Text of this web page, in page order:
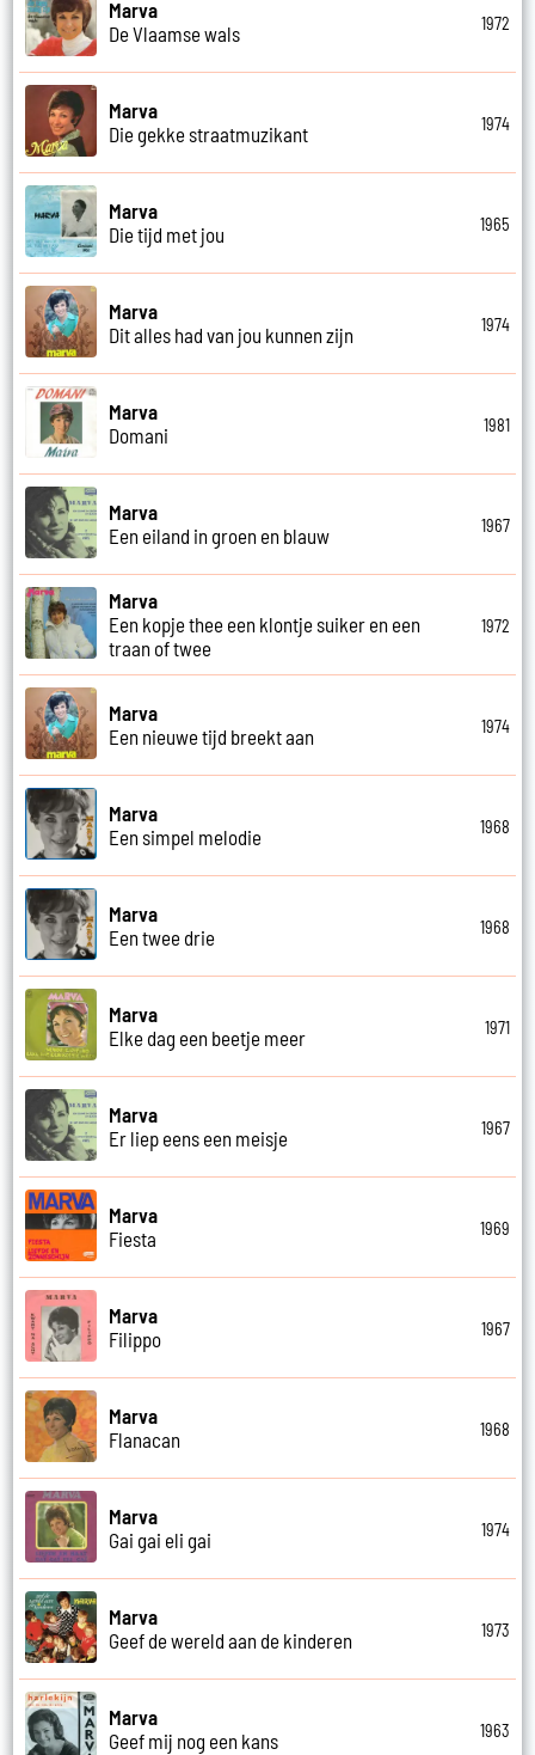
Marva
De Vlaamse wals
1972
Marva
Die gekke straatmuzikant
1974
Marva
Die tijd met jou
1965
Marva
Dit alles had van jou kunnen zijn
1974
Marva
Domani
1981
Marva
Een eiland in groen en blauw
1967
Marva
Een kopje thee een klontje suiker en een
traan of twee
1972
Marva
Een nieuwe tijd breekt aan
1974
Marva
Een simpel melodie
1968
Marva
Een twee drie
1968
Marva
Elke dag een beetje meer
1971
Marva
Er liep eens een meisje
1967
Marva
Fiesta
1969
Marva
Filippo
1967
Marva
Flanacan
1968
Marva
Gai gai eli gai
1974
Marva
Geef de wereld aan de kinderen
1973
Marva
Geef mij nog een kans
1963